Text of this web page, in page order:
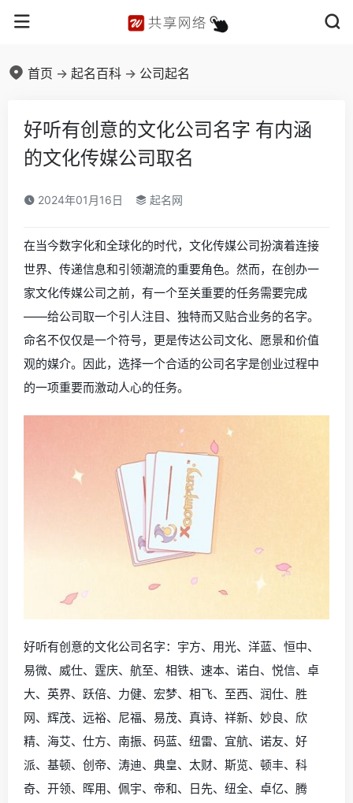
首页 -> 起名百科 -> 公司起名
好听有创意的文化公司名字 有内涵
的文化传媒公司取名
2024年01月16日 起名网
在当今数字化和全球化的时代，文化传媒公司扮演着连接
世界、传递信息和引领潮流的重要角色。然而，在创办一
家文化传媒公司之前，有一个至关重要的任务需要完成
——给公司取一个引人注目、独特而又贴合业务的名字。
命名不仅仅是一个符号，更是传达公司文化、愿景和价值
观的媒介。因此，选择一个合适的公司名字是创业过程中
的一项重要而激动人心的任务。
好听有创意的文化公司名字：宇方、用光、洋蓝、恒中、
易微、威仕、霆庆、航至、相铁、速本、诺白、悦信、卓
大、英界、跃倍、力健、宏梦、相飞、至西、润仕、胜
网、辉茂、远裕、尼福、易茂、真诗、祥新、妙良、欣
精、海艾、仕方、南振、码蓝、纽雷、宜航、诺友、好
派、基顿、创帝、涛迪、典皇、太财、斯览、顿丰、科
奇、开领、晖用、佩宇、帝和、日先、纽全、卓亿、腾